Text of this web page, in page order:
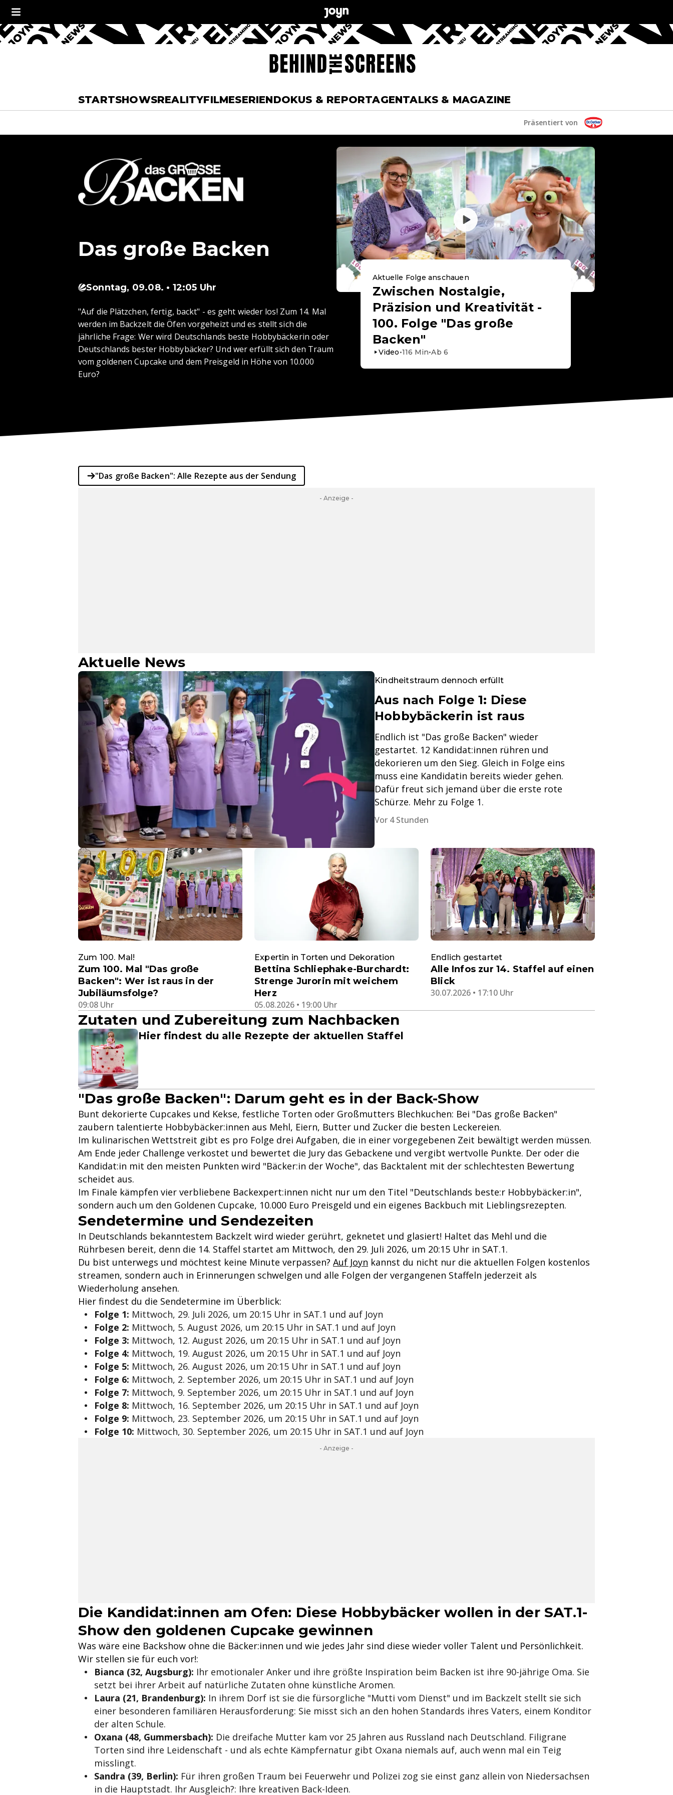
STARTSHOWSREALITYFILMESERIENDOKUS & REPORTAGENTALKS & MAGAZINE
Präsentiert von
Aktuelle Folge anschauen
Zwischen Nostalgie,
Präzision und Kreativität -
100. Folge "Das große
Backen"
Video•116 Min•Ab 6
Das große Backen
Sonntag, 09.08. • 12:05 Uhr
"Auf die Plätzchen, fertig, backt" - es geht wieder los! Zum 14. Mal
werden im Backzelt die Öfen vorgeheizt und es stellt sich die
jährliche Frage: Wer wird Deutschlands beste Hobbybäckerin oder
Deutschlands bester Hobbybäcker? Und wer erfüllt sich den Traum
vom goldenen Cupcake und dem Preisgeld in Höhe von 10.000
Euro?
"Das große Backen": Alle Rezepte aus der Sendung
- Anzeige -
Aktuelle News
Kindheitstraum dennoch erfüllt
Aus nach Folge 1: Diese
Hobbybäckerin ist raus
Endlich ist "Das große Backen" wieder
gestartet. 12 Kandidat:innen rühren und
dekorieren um den Sieg. Gleich in Folge eins
muss eine Kandidatin bereits wieder gehen.
Dafür freut sich jemand über die erste rote
Schürze. Mehr zu Folge 1.
Vor 4 Stunden
Zum 100. Mal!
Zum 100. Mal "Das große
Backen": Wer ist raus in der
Jubiläumsfolge?
09:08 Uhr
Expertin in Torten und Dekoration
Bettina Schliephake-Burchardt:
Strenge Jurorin mit weichem
Herz
05.08.2026 • 19:00 Uhr
Endlich gestartet
Alle Infos zur 14. Staffel auf einen
Blick
30.07.2026 • 17:10 Uhr
Zutaten und Zubereitung zum Nachbacken
Hier findest du alle Rezepte der aktuellen Staffel
"Das große Backen": Darum geht es in der Back-Show
Bunt dekorierte Cupcakes und Kekse, festliche Torten oder Großmutters Blechkuchen: Bei "Das große Backen"
zaubern talentierte Hobbybäcker:innen aus Mehl, Eiern, Butter und Zucker die besten Leckereien.
Im kulinarischen Wettstreit gibt es pro Folge drei Aufgaben, die in einer vorgegebenen Zeit bewältigt werden müssen.
Am Ende jeder Challenge verkostet und bewertet die Jury das Gebackene und vergibt wertvolle Punkte. Der oder die
Kandidat:in mit den meisten Punkten wird "Bäcker:in der Woche", das Backtalent mit der schlechtesten Bewertung
scheidet aus.
Im Finale kämpfen vier verbliebene Backexpert:innen nicht nur um den Titel "Deutschlands beste:r Hobbybäcker:in",
sondern auch um den Goldenen Cupcake, 10.000 Euro Preisgeld und ein eigenes Backbuch mit Lieblingsrezepten.
Sendetermine und Sendezeiten
In Deutschlands bekanntestem Backzelt wird wieder gerührt, geknetet und glasiert! Haltet das Mehl und die
Rührbesen bereit, denn die 14. Staffel startet am Mittwoch, den 29. Juli 2026, um 20:15 Uhr in SAT.1.
Du bist unterwegs und möchtest keine Minute verpassen? Auf Joyn kannst du nicht nur die aktuellen Folgen kostenlos
streamen, sondern auch in Erinnerungen schwelgen und alle Folgen der vergangenen Staffeln jederzeit als
Wiederholung ansehen.
Hier findest du die Sendetermine im Überblick:
Folge 1: Mittwoch, 29. Juli 2026, um 20:15 Uhr in SAT.1 und auf Joyn
Folge 2: Mittwoch, 5. August 2026, um 20:15 Uhr in SAT.1 und auf Joyn
Folge 3: Mittwoch, 12. August 2026, um 20:15 Uhr in SAT.1 und auf Joyn
Folge 4: Mittwoch, 19. August 2026, um 20:15 Uhr in SAT.1 und auf Joyn
Folge 5: Mittwoch, 26. August 2026, um 20:15 Uhr in SAT.1 und auf Joyn
Folge 6: Mittwoch, 2. September 2026, um 20:15 Uhr in SAT.1 und auf Joyn
Folge 7: Mittwoch, 9. September 2026, um 20:15 Uhr in SAT.1 und auf Joyn
Folge 8: Mittwoch, 16. September 2026, um 20:15 Uhr in SAT.1 und auf Joyn
Folge 9: Mittwoch, 23. September 2026, um 20:15 Uhr in SAT.1 und auf Joyn
Folge 10: Mittwoch, 30. September 2026, um 20:15 Uhr in SAT.1 und auf Joyn
- Anzeige -
Die Kandidat:innen am Ofen: Diese Hobbybäcker wollen in der SAT.1-
Show den goldenen Cupcake gewinnen
Was wäre eine Backshow ohne die Bäcker:innen und wie jedes Jahr sind diese wieder voller Talent und Persönlichkeit.
Wir stellen sie für euch vor!:
Bianca (32, Augsburg): Ihr emotionaler Anker und ihre größte Inspiration beim Backen ist ihre 90-jährige Oma. Sie
setzt bei ihrer Arbeit auf natürliche Zutaten ohne künstliche Aromen.
Laura (21, Brandenburg): In ihrem Dorf ist sie die fürsorgliche "Mutti vom Dienst" und im Backzelt stellt sie sich
einer besonderen familiären Herausforderung: Sie misst sich an den hohen Standards ihres Vaters, einem Konditor
der alten Schule.
Oxana (48, Gummersbach): Die dreifache Mutter kam vor 25 Jahren aus Russland nach Deutschland. Filigrane
Torten sind ihre Leidenschaft - und als echte Kämpfernatur gibt Oxana niemals auf, auch wenn mal ein Teig
misslingt.
Sandra (39, Berlin): Für ihren großen Traum bei Feuerwehr und Polizei zog sie einst ganz allein von Niedersachsen
in die Hauptstadt. Ihr Ausgleich?: Ihre kreativen Back-Ideen.